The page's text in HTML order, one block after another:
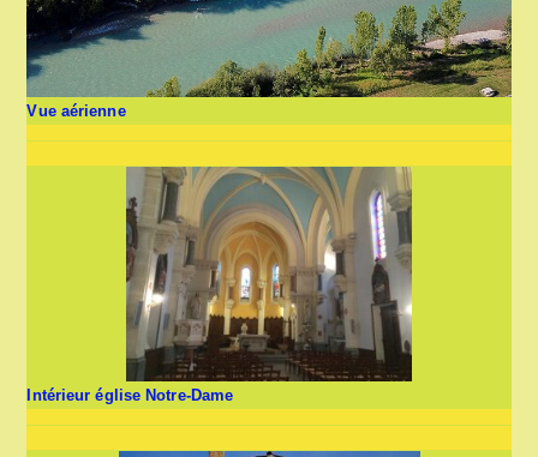
Vue aérienne
Intérieur église Notre-Dame